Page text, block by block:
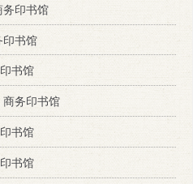
印书馆
印书馆
书馆
商务印书馆
书馆
书馆